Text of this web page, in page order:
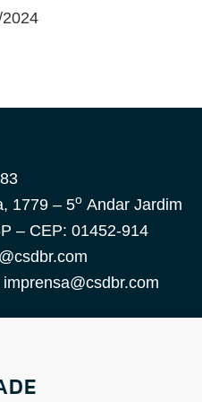
2024
1779 – 5o Andar Jardim
– CEP: 01452-914
de Denúncias